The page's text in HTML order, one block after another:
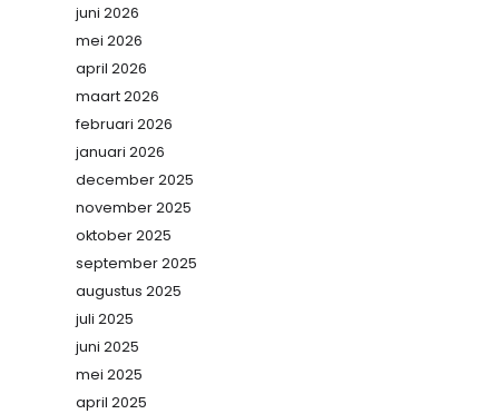
juni 2026
mei 2026
april 2026
maart 2026
februari 2026
januari 2026
december 2025
november 2025
oktober 2025
september 2025
augustus 2025
juli 2025
juni 2025
mei 2025
april 2025